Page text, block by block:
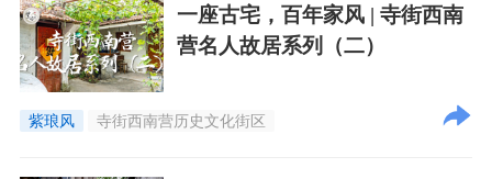
一座古宅，百年家风 | 寺街西南
营名人故居系列（二）
紫琅风 寺街西南营历史文化街区